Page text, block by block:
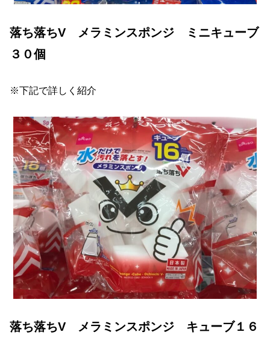
落ち落ちV メラミンスポンジ ミニキューブ
３０個
※下記で詳しく紹介
落ち落ちV メラミンスポンジ キューブ１６